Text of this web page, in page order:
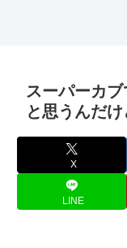
スーパーカ
と思うんだ
X
LINE